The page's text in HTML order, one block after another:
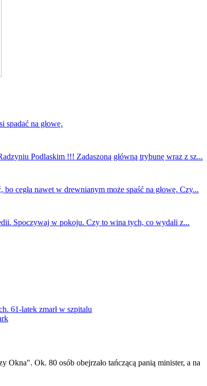
spadać na głowę.
Podlaskim !!! Zadaszoną główną trybunę wraz z sz...
cegła nawet w drewnianym może spaść na głowę. Czy...
Spoczywaj w pokoju. Czy to wina tych, co wydali z...
61-latek zmarł w szpitalu
Ok. 80 osób obejrzało tańczącą panią minister, a na